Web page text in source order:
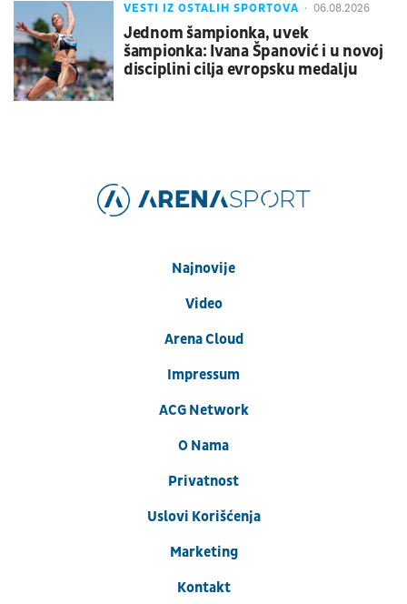
VESTI IZ OSTALIH SPORTOVA 06.08.2026
Jednom šampionka, uvek
šampionka: Ivana Španović i u novoj
disciplini cilja evropsku medalju
Najnovije
Video
Arena Cloud
Impressum
ACG Network
O Nama
Privatnost
Uslovi Korišćenja
Marketing
Kontakt